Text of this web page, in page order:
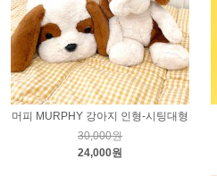
머피 MURPHY 강아지 인형-시팅대형
30,000원
24,000원